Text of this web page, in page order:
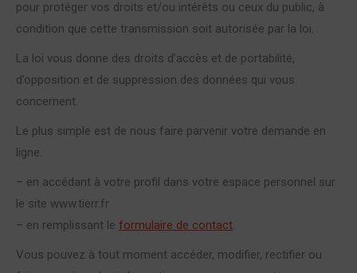
pour protéger vos droits et/ou intérêts ou ceux du public, à
condition que cette transmission soit autorisée par la loi.
La loi vous donne des droits d’accès et de portabilité,
d’opposition et de suppression des données qui vous
concernent.
Le plus simple est de nous faire parvenir votre demande en
ligne.
– en accédant à votre profil dans votre espace personnel sur
le site www.tierr.fr
– en remplissant le formulaire de contact.
Vous pouvez à tout moment accéder, modifier, rectifier ou